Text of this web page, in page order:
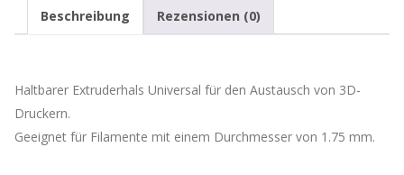
Filament
Menge
Beschreibung Rezensionen (0)
Haltbarer Extruderhals Universal für den Austausch von 3D-
Druckern.
Geeignet für Filamente mit einem Durchmesser von 1.75 mm.